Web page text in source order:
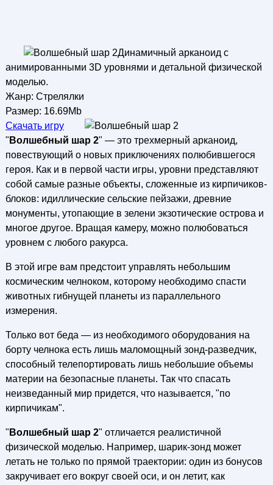
Динамичный арканоид с
анимированными 3D уровнями и детальной физической
моделью.
Жанр: Стрелялки
Размер: 16.69Mb
Скачать игру
" Волшебный шар 2" — это трехмерный арканоид,
повествующий о новых приключениях полюбившегося
героя. Как и в первой части игры, уровни представляют
собой самые разные объекты, сложенные из кирпичиков-
блоков: идиллические сельские пейзажи, древние
монументы, утопающие в зелени экзотические острова и
многое другое. Вращая камеру, можно полюбоваться
уровнем с любого ракурса.
В этой игре вам предстоит управлять небольшим
космическим челноком, которому необходимо спасти
животных гибнущей планеты из параллельного
измерения.
Только вот беда — из необходимого оборудования на
борту челнока есть лишь маломощный зонд-разведчик,
способный телепортировать лишь небольшие объемы
материи на безопасные планеты. Так что спасать
неизведанный мир придется, что называется, "по
кирпичикам".
" Волшебный шар 2" отличается реалистичной
физической моделью. Например, шарик-зонд может
летать не только по прямой траектории: один из бонусов
закручивает его вокруг своей оси, и он летит, как